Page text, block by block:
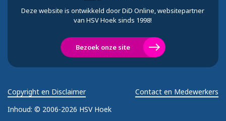
Deze website is ontwikkeld door DiD Online, websitepartner
van HSV Hoek sinds 1998!
Bezoek onze site
Inhoud: © 2006-2026 HSV Hoek
Copyright en Disclaimer Contact en Medewerkers